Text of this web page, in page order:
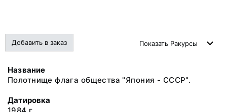
Добавить в заказ Показать Ракурсы
Название
Полотнище флага общества "Япония - СССР".
Датировка